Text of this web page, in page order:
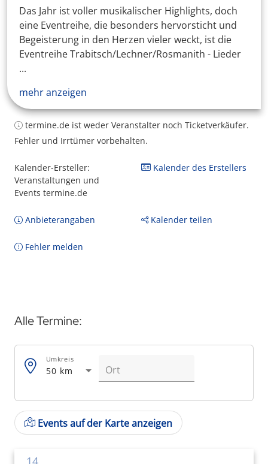
Das Jahr ist voller musikalischer Highlights, doch
eine Eventreihe, die besonders hervorsticht und
Begeisterung in den Herzen vieler weckt, ist die
Eventreihe Trabitsch/Lechner/Rosmanith - Lieder
...
mehr anzeigen
termine.de ist weder Veranstalter noch Ticketverkäufer.
Fehler und Irrtümer vorbehalten.
Kalender-Ersteller:
Veranstaltungen und
Events termine.de
Kalender des Erstellers
Anbieterangaben Kalender teilen
Fehler melden
Alle Termine:
50 km
Umkreis
Events auf der Karte anzeigen
14